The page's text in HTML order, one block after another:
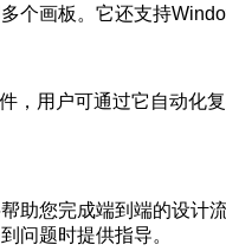
画板。它还支持
用户可通过它自动化
助您完成端到端的设
问题时提供指导。